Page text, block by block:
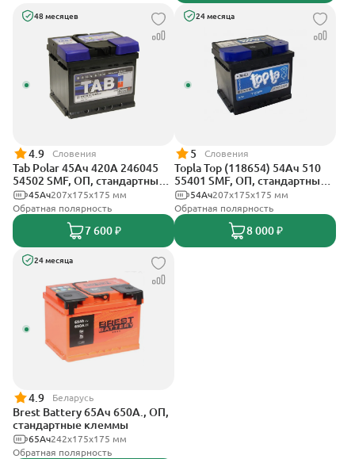
48 месяцев
4.9 Словения
Tab Polar 45Ач 420А 246045
54502 SMF, ОП, стандартные
клеммы207x175x175 мм
45Ач
Обратная полярность
7 600 ₽
24 месяца
5 Словения
Topla Top (118654) 54Ач 510
55401 SMF, ОП, стандартные
клеммы207х175х175 мм
54Ач
Обратная полярность
8 000 ₽
24 месяца
4.9 Беларусь
Brest Battery 65Ач 650А., ОП,
стандартные клеммы
242х175х175 мм
65Ач
Обратная полярность